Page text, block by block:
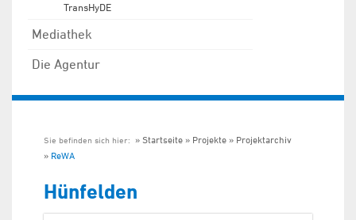
TransHyDE
Mediathek
Die Agentur
Sie befinden sich hier: Startseite Projekte
Projektarchiv
ReWA
Hünfelden